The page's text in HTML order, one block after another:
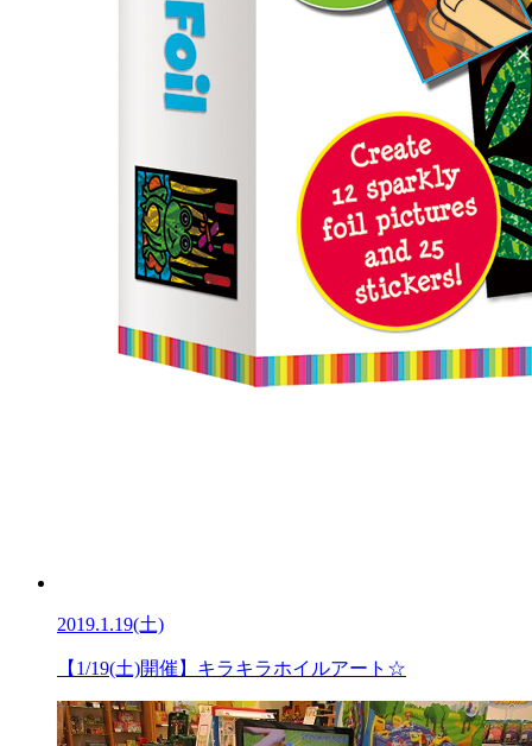
2019.1.19(土)
【1/19(土)開催】キラキラホイルアート☆